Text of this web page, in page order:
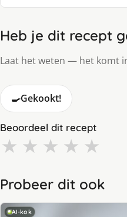
Heb je dit recept
Laat het weten — het komt
🍳Gekookt!
Beoordeel dit recept
★ ★ ★ ★ ★
Probeer dit ook
AI-kok